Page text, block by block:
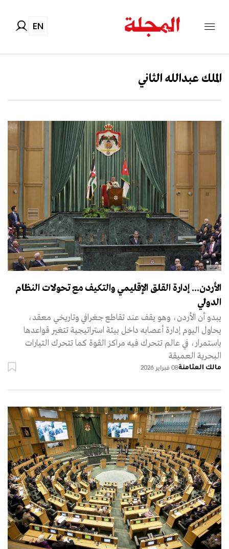
EN
الملك عبدالله الثاني
أ ف ب
الأردن... إدارة القلق الإقليمي والتكيف مع تحولات النظام
الدولي
يبدو أن الأردن، وهو يقف عند تقاطع جغرافي وتاريخي معقد،
يحاول اليوم إدارة أعصابه داخل بيئة استراتيجية تتغير قواعدها
باستمرار، في عالم تتحرك فيه مراكز القوة كما تتحرك التيارات
البحرية العميقة
مالك العثامنة08 فبراير 2026